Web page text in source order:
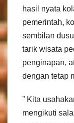
hasil nyata
pemerintah,
sembilan
tarik wisata
penginapan,
dengan tetap
” Kita
mengikuti